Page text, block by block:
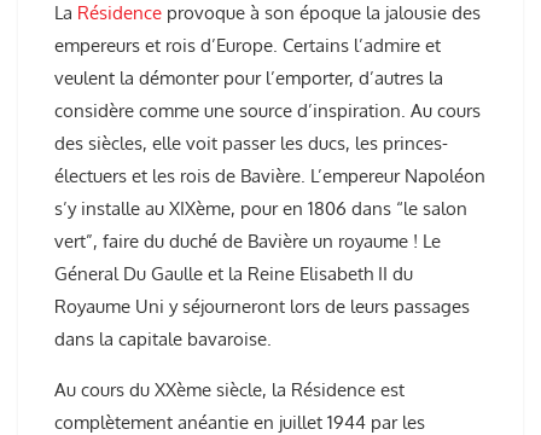
La Résidence provoque à son époque la jalousie des
empereurs et rois d’Europe. Certains l’admire et
veulent la démonter pour l’emporter, d’autres la
considère comme une source d’inspiration. Au cours
des siècles, elle voit passer les ducs, les princes-
électuers et les rois de Bavière. L’empereur Napoléon
s’y installe au XIXème, pour en 1806 dans “le salon
vert”, faire du duché de Bavière un royaume ! Le
Géneral Du Gaulle et la Reine Elisabeth II du
Royaume Uni y séjourneront lors de leurs passages
dans la capitale bavaroise.
Au cours du XXème siècle, la Résidence est
complètement anéantie en juillet 1944 par les